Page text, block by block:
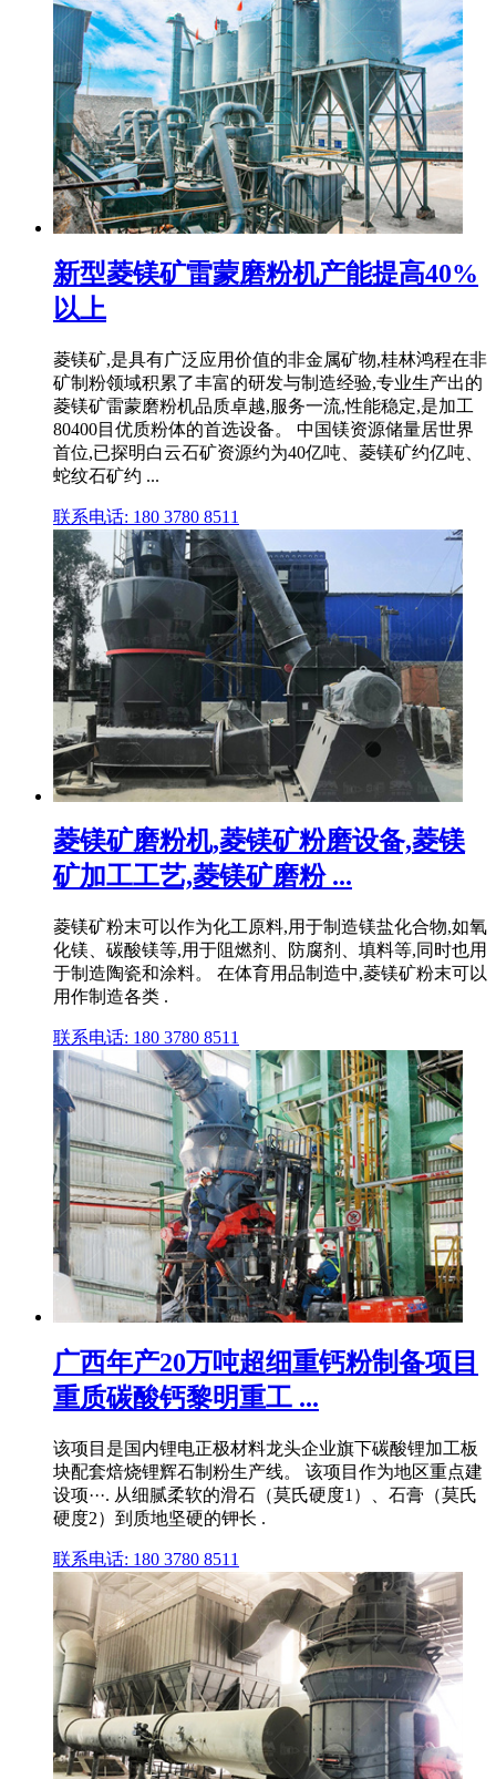
新型菱镁矿雷蒙磨粉机产能提高40%
以上
菱镁矿,是具有广泛应用价值的非金属矿物,桂林鸿程在非
矿制粉领域积累了丰富的研发与制造经验,专业生产出的
菱镁矿雷蒙磨粉机品质卓越,服务一流,性能稳定,是加工
80400目优质粉体的首选设备。 中国镁资源储量居世界
首位,已探明白云石矿资源约为40亿吨、菱镁矿约亿吨、
蛇纹石矿约 ...
联系电话: 180 3780 8511
菱镁矿磨粉机,菱镁矿粉磨设备,菱镁
矿加工工艺,菱镁矿磨粉 ...
菱镁矿粉末可以作为化工原料,用于制造镁盐化合物,如氧
化镁、碳酸镁等,用于阻燃剂、防腐剂、填料等,同时也用
于制造陶瓷和涂料。 在体育用品制造中,菱镁矿粉末可以
用作制造各类 .
联系电话: 180 3780 8511
广西年产20万吨超细重钙粉制备项目
重质碳酸钙黎明重工 ...
该项目是国内锂电正极材料龙头企业旗下碳酸锂加工板
块配套焙烧锂辉石制粉生产线。 该项目作为地区重点建
设项···. 从细腻柔软的滑石（莫氏硬度1）、石膏（莫氏
硬度2）到质地坚硬的钾长 .
联系电话: 180 3780 8511